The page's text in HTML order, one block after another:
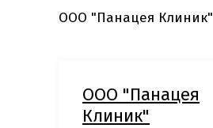
ООО "Панацея Клиник"
ООО "Панацея
Клиник"